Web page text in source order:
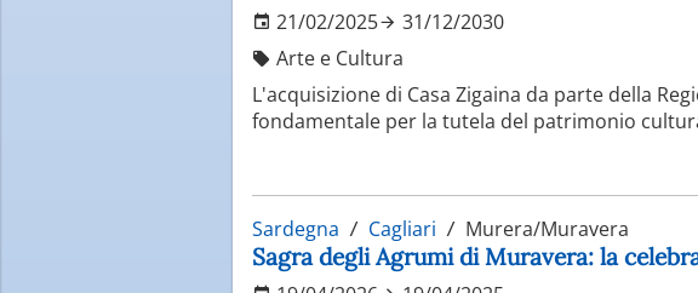
21/02/2025
31/12/2030
Arte e Cultura
L'acquisizione di Casa Zigaina da parte della
fondamentale per la tutela del patrimonio
Sardegna Cagliari Murera/Muravera
Sagra degli Agrumi di Muravera: la